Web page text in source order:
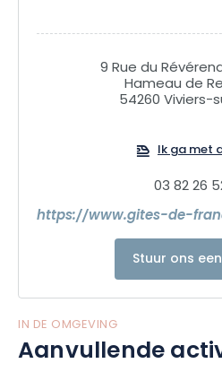
9 Rue du
Hameau de
54260 Viviers-
Ik ga met
03 82 26
Stuur ons
IN DE OMGEVING
Aanvullende